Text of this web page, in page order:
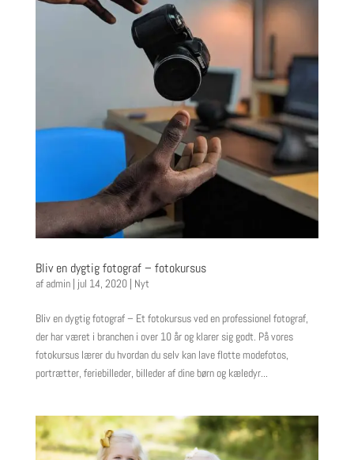
Bliv en dygtig fotograf – fotokursus
af admin| jul 14, 2020| Nyt
Bliv en dygtig fotograf – Et fotokursus ved en professionel fotograf,
der har været i branchen i over 10 år og klarer sig godt. På vores
fotokursus lærer du hvordan du selv kan lave flotte modefotos,
portrætter, feriebilleder, billeder af dine børn og kæledyr...